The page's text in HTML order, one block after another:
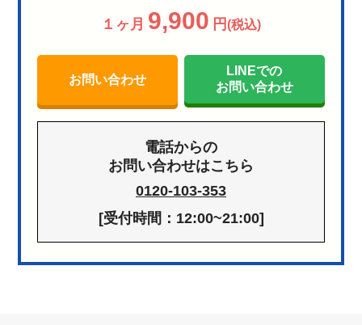
１ヶ月 9,900 円(税込)
お問い合わせ
LINEでの
お問い合わせ
電話からの
お問い合わせはこちら
0120-103-353
[受付時間：12:00~21:00]